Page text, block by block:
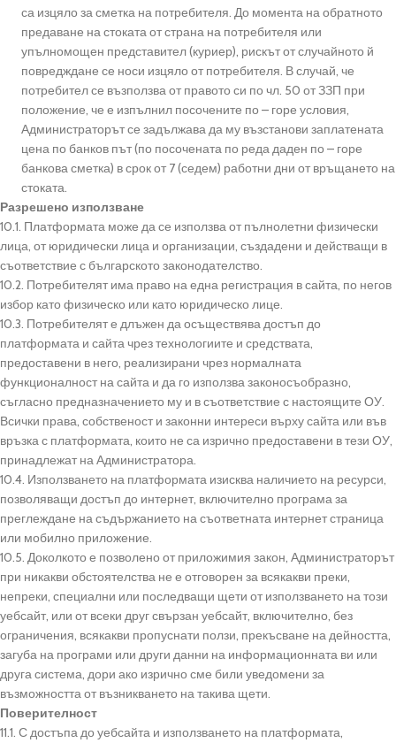
са изцяло за сметка на потребителя. До момента на обратното
предаване на стоката от страна на потребителя или
упълномощен представител (куриер), рискът от случайното й
повредждане се носи изцяло от потребителя. В случай, че
потребител се възползва от правото си по чл. 50 от ЗЗП при
положение, че е изпълнил посочените по – горе условия,
Администраторът се задължава да му възстанови заплатената
цена по банков път (по посочената по реда даден по – горе
банкова сметка) в срок от 7 (седем) работни дни от връщането на
стоката.
Разрешено използване
10.1. Платформата може да се използва от пълнолетни физически
лица, от юридически лица и организации, създадени и действащи в
съответствие с българското законодателство.
10.2. Потребителят има право на една регистрация в сайта, по негов
избор като физическо или като юридическо лице.
10.3. Потребителят е длъжен да осъществява достъп до
платформата и сайта чрез технологиите и средствата,
предоставени в него, реализирани чрез нормалната
функционалност на сайта и да го използва законосъобразно,
съгласно предназначението му и в съответствие с настоящите ОУ.
Всички права, собственост и законни интереси върху сайта или във
връзка с платформата, които не са изрично предоставени в тези ОУ,
принадлежат на Администратора.
10.4. Използването на платформата изисква наличието на ресурси,
позволяващи достъп до интернет, включително програма за
преглеждане на съдържанието на съответната интернет страница
или мобилно приложение.
10.5. Доколкото е позволено от приложимия закон, Администраторът
при никакви обстоятелства не е отговорен за всякакви преки,
непреки, специални или последващи щети от използването на този
уебсайт, или от всеки друг свързан уебсайт, включително, без
ограничения, всякакви пропуснати ползи, прекъсване на дейността,
загуба на програми или други данни на информационната ви или
друга система, дори ако изрично сме били уведомени за
възможността от възникването на такива щети.
Поверителност
11.1. С достъпа до уебсайта и използването на платформата,